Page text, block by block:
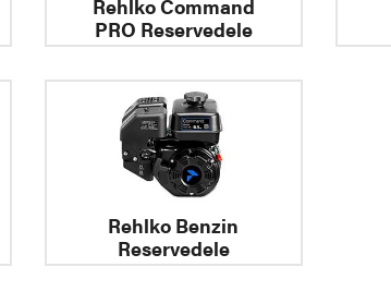
Rehlko Command
PRO Reservedele
Rehlko Benzin
Reservedele